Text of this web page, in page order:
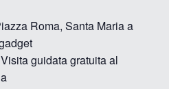
Roma, Santa Maria a
guidata gratuita al